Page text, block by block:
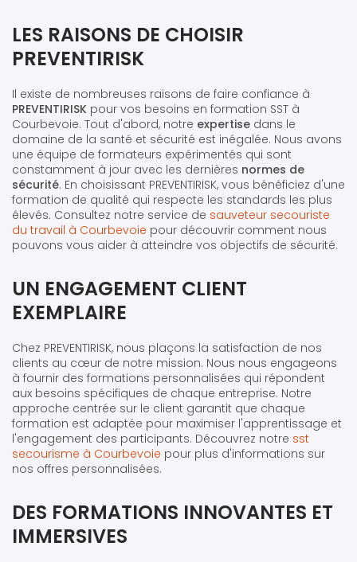
LES RAISONS DE CHOISIR
PREVENTIRISK
Il existe de nombreuses raisons de faire confiance à
PREVENTIRISK pour vos besoins en formation SST à
Courbevoie. Tout d'abord, notre expertise dans le
domaine de la santé et sécurité est inégalée. Nous avons
une équipe de formateurs expérimentés qui sont
constamment à jour avec les dernières normes de
sécurité. En choisissant PREVENTIRISK, vous bénéficiez d'une
formation de qualité qui respecte les standards les plus
élevés. Consultez notre service de sauveteur secouriste
du travail à Courbevoie pour découvrir comment nous
pouvons vous aider à atteindre vos objectifs de sécurité.
UN ENGAGEMENT CLIENT
EXEMPLAIRE
Chez PREVENTIRISK, nous plaçons la satisfaction de nos
clients au cœur de notre mission. Nous nous engageons
à fournir des formations personnalisées qui répondent
aux besoins spécifiques de chaque entreprise. Notre
approche centrée sur le client garantit que chaque
formation est adaptée pour maximiser l'apprentissage et
l'engagement des participants. Découvrez notre sst
secourisme à Courbevoie pour plus d'informations sur
nos offres personnalisées.
DES FORMATIONS INNOVANTES ET
IMMERSIVES